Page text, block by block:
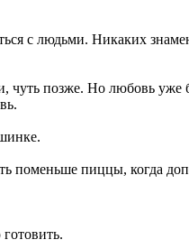
с людьми. Никаких
чуть позже. Но любовь
пиццы, когда